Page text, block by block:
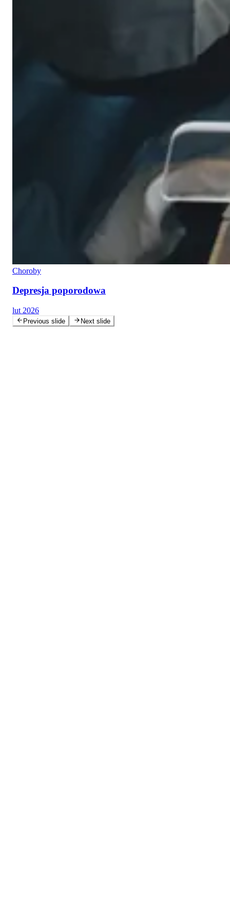
Choroby
Depresja poporodowa
lut 2026
Previous slide Next slide